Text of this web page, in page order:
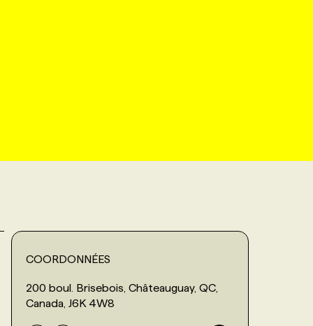
COORDONNÉES
200 boul. Brisebois, Châteauguay, QC,
Canada, J6K 4W8